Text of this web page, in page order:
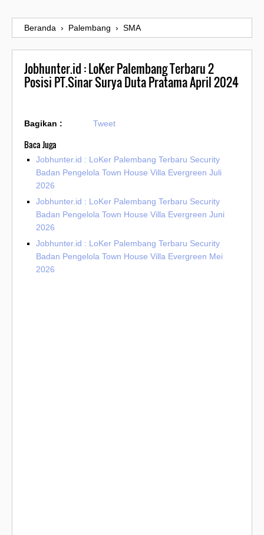
Beranda › Palembang › SMA
Jobhunter.id : LoKer Palembang Terbaru 2
Posisi PT.Sinar Surya Duta Pratama April 2024
Bagikan : Tweet
Baca Juga
Jobhunter.id : LoKer Palembang Terbaru Security
Badan Pengelola Town House Villa Evergreen Juli
2026
Jobhunter.id : LoKer Palembang Terbaru Security
Badan Pengelola Town House Villa Evergreen Juni
2026
Jobhunter.id : LoKer Palembang Terbaru Security
Badan Pengelola Town House Villa Evergreen Mei
2026